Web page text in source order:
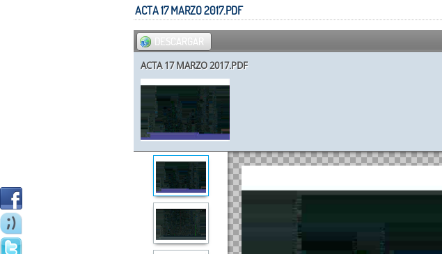
ACTA 17 MARZO 2017.PDF
DESCARGAR
ACTA 17 MARZO 2017.PDF